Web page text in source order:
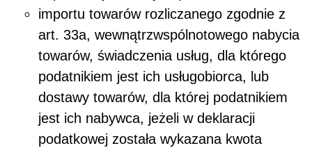
importu towarów rozliczanego zgodnie z
art. 33a, wewnątrzwspólnotowego nabycia
towarów, świadczenia usług, dla którego
podatnikiem jest ich usługobiorca, lub
dostawy towarów, dla której podatnikiem
jest ich nabywca, jeżeli w deklaracji
podatkowej została wykazana kwota